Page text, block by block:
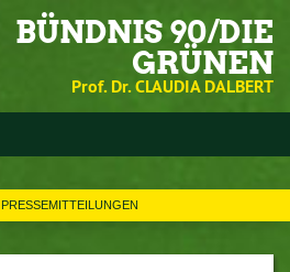
BÜNDNIS 90/DIE
GRÜNEN
Prof. Dr. CLAUDIA DALBERT
PRESSEMITTEILUNGEN